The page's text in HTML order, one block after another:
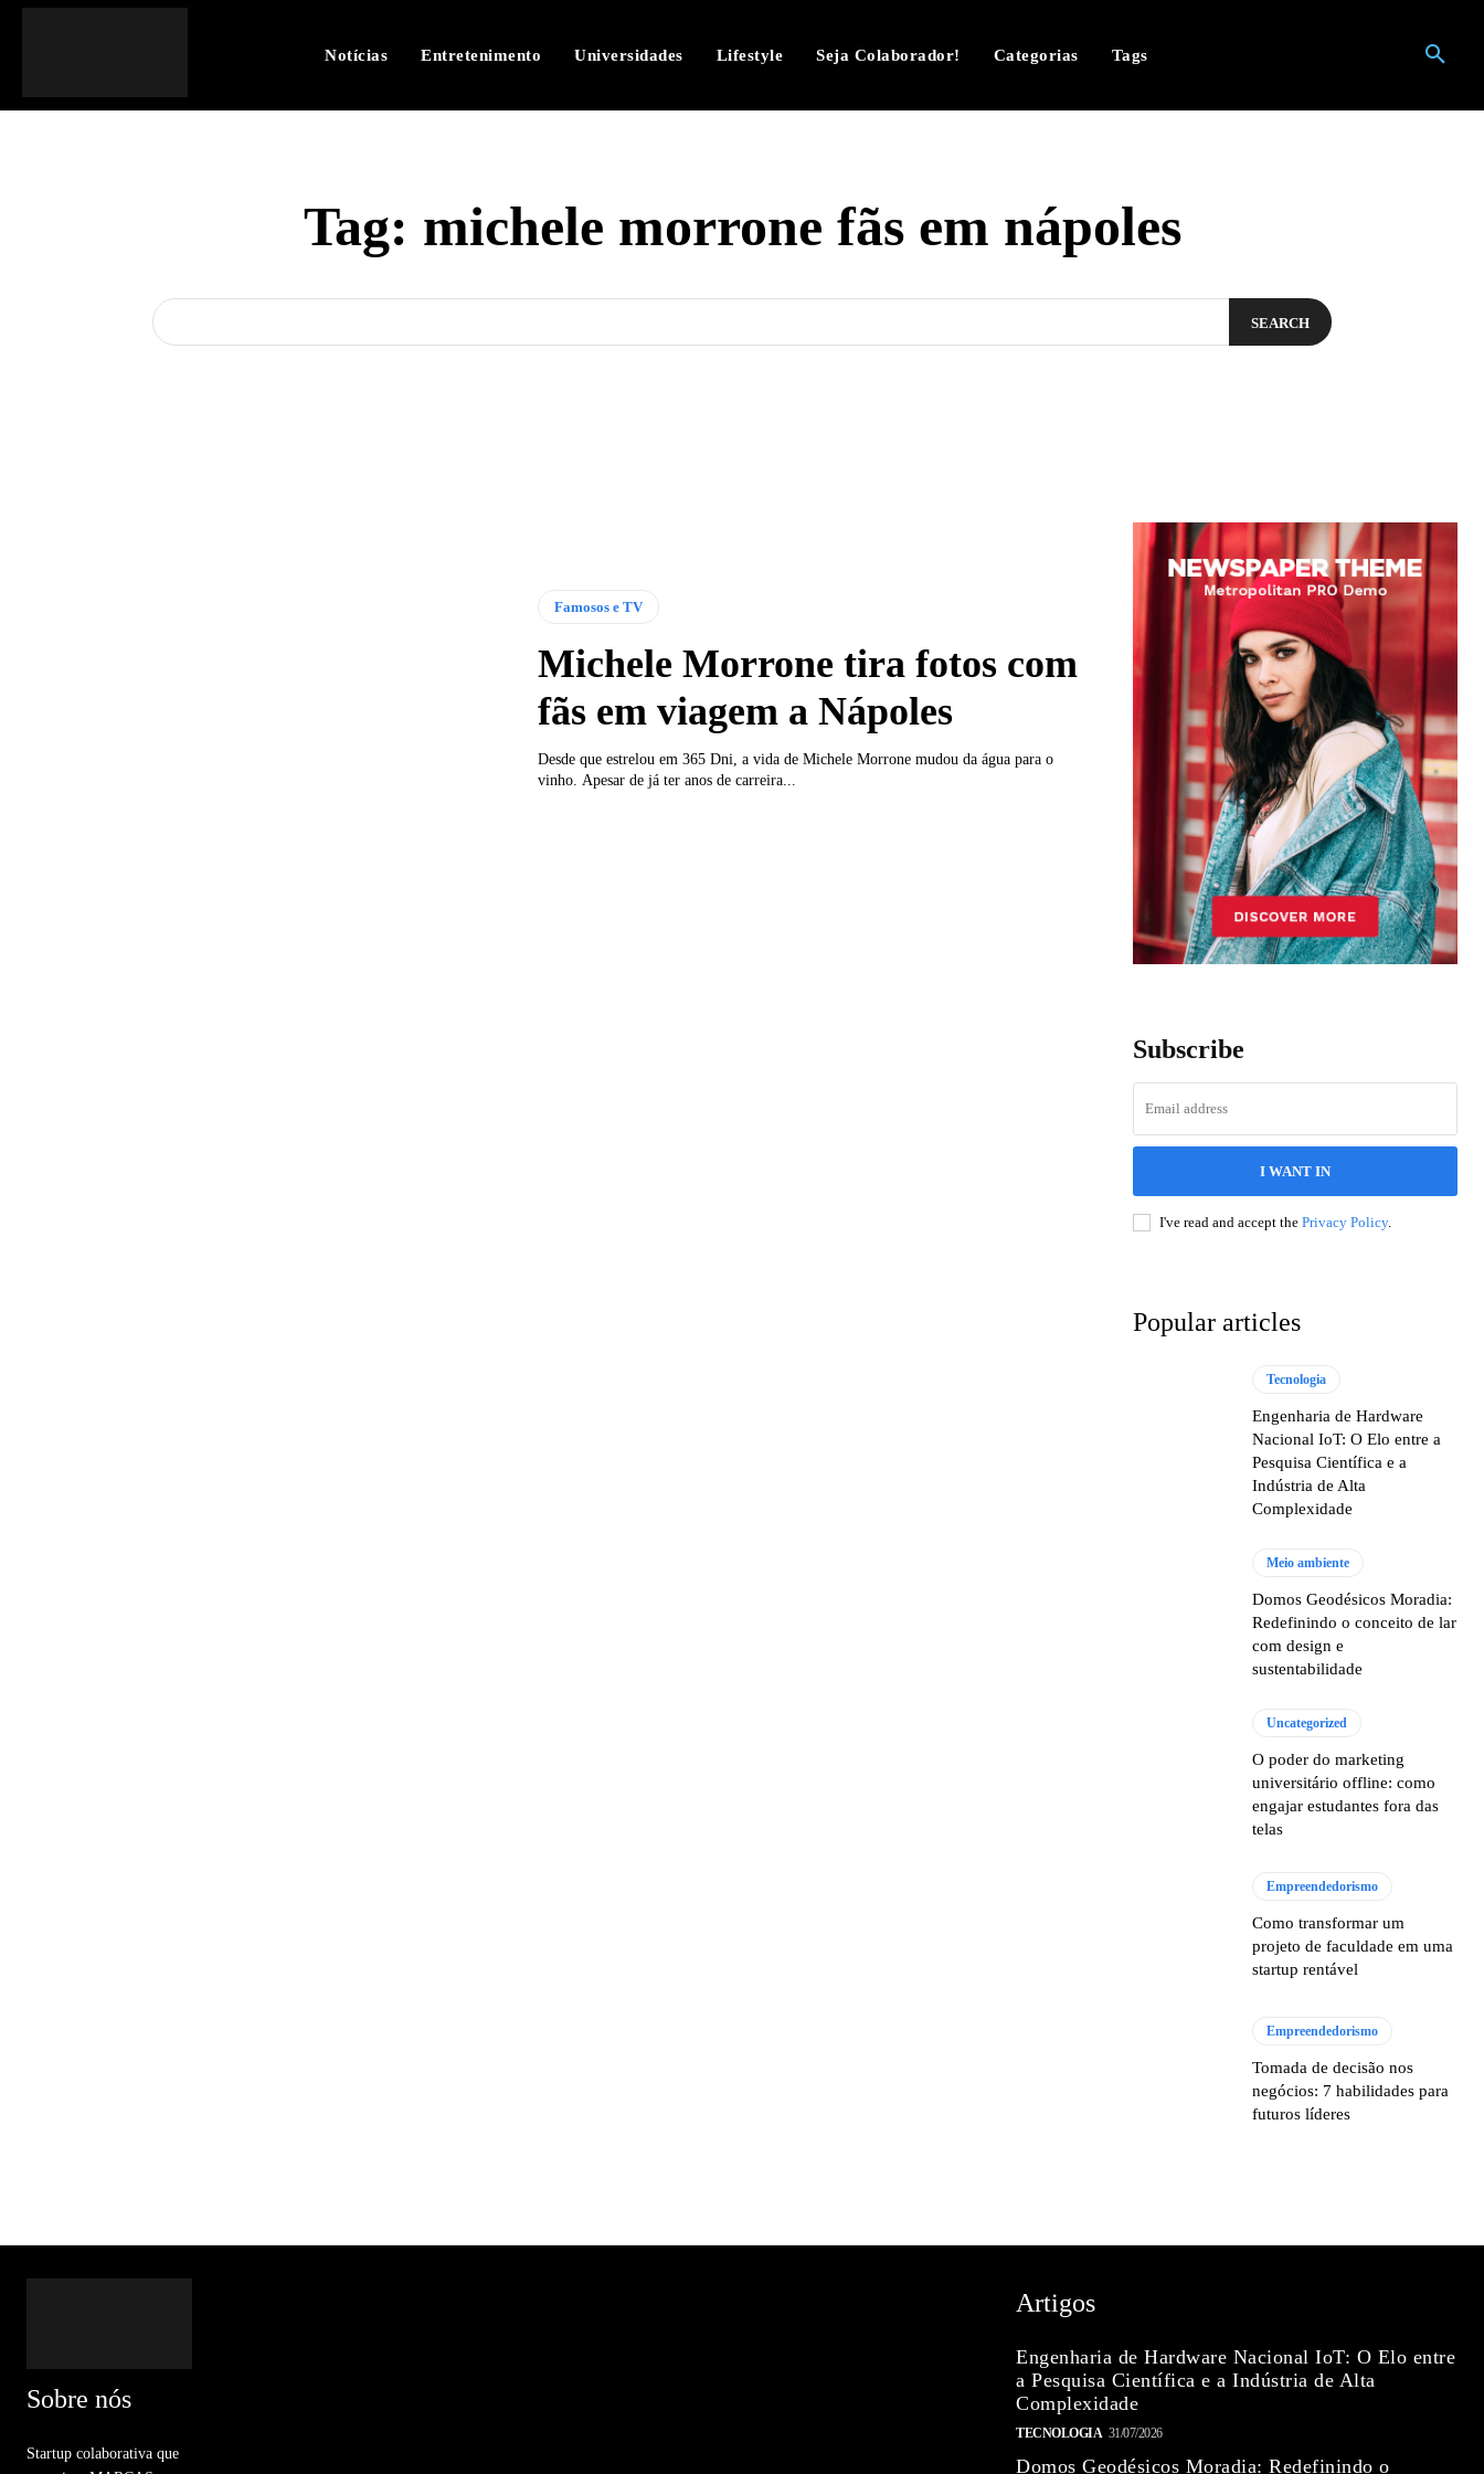
Notícias Entretenimento Universidades Lifestyle Seja Colaborador! Categorias Tags
Tag: michele morrone fãs em nápoles
SEARCH
Famosos e TV
Michele Morrone tira fotos com
fãs em viagem a Nápoles
Desde que estrelou em 365 Dni, a vida de Michele Morrone mudou da água para o
vinho. Apesar de já ter anos de carreira...
Subscribe
I WANT IN
I've read and accept the Privacy Policy.
Popular articles
Tecnologia
Engenharia de Hardware
Nacional IoT: O Elo entre a
Pesquisa Científica e a
Indústria de Alta
Complexidade
Meio ambiente
Domos Geodésicos Moradia:
Redefinindo o conceito de lar
com design e
sustentabilidade
Uncategorized
O poder do marketing
universitário offline: como
engajar estudantes fora das
telas
Empreendedorismo
Como transformar um
projeto de faculdade em uma
startup rentável
Empreendedorismo
Tomada de decisão nos
negócios: 7 habilidades para
futuros líderes
Sobre nós
Startup colaborativa que
Artigos
Engenharia de Hardware Nacional IoT: O Elo entre
a Pesquisa Científica e a Indústria de Alta
Complexidade
TECNOLOGIA 31/07/2026
Domos Geodésicos Moradia: Redefinindo o